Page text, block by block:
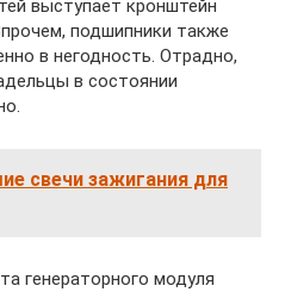
выступает кронштейн
подшипники также
в негодность. Отрадно,
в состоянии
свечи зажигания для
генераторного модуля